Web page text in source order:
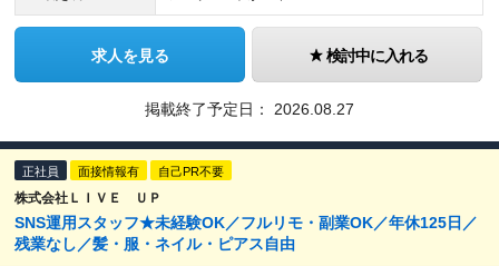
求人を見る 検討中に入れる
掲載終了予定日： 2026.08.27
正社員 面接情報有 自己PR不要
株式会社ＬＩＶＥ ＵＰ
SNS運用スタッフ★未経験OK／フルリモ・副業OK／年休125日／
残業なし／髪・服・ネイル・ピアス自由